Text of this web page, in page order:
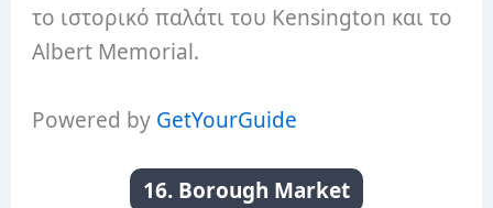
το ιστορικό παλάτι του Kensington και το
Albert Memorial.
Powered by GetYourGuide
16. Borough Market